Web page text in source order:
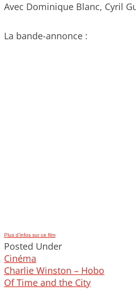
Avec Dominique Blanc, Cyril
La bande-annonce :
Plus d’infos sur ce film
Posted Under
Cinéma
Post
navigation
Charlie Winston – Hobo
Of Time and the City